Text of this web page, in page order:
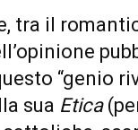
tra il
“genio
sua Etica